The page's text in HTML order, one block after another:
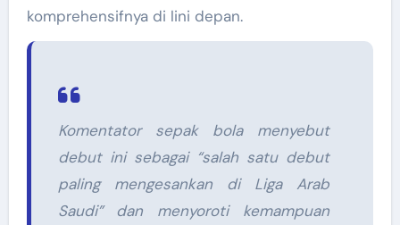
komprehensifnya di lini depan.
Komentator sepak bola menyebut
debut ini sebagai “salah satu debut
paling mengesankan di Liga Arab
Saudi” dan menyoroti kemampuan